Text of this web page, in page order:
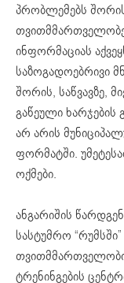
პრობლემებს
ინფორმაციას
საზოგადოებრივი
შორის, საწვავზე,
გაწეული ხარჯების
არ არის
ფორმატში.
ოქმები.
ანგარიშის
სასტუმრო
ტრენინგების